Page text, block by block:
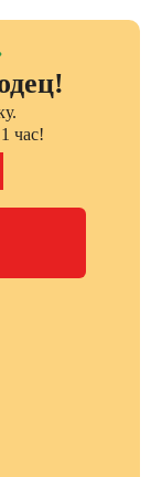
час!